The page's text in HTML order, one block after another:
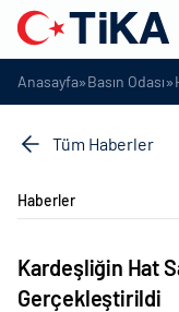
Anasayfa»Basın Odası»
Tüm Haberler
Haberler
Kardeşliğin Hat
Gerçekleştirildi